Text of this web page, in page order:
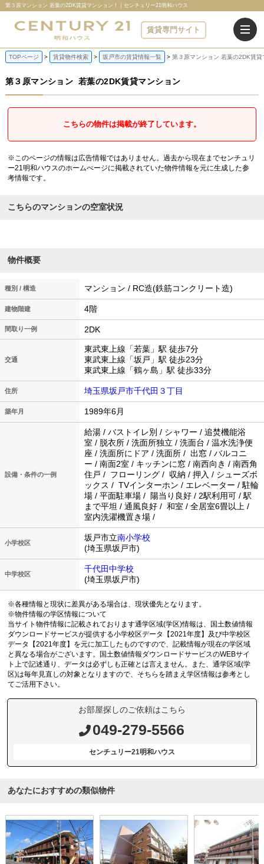
賃貸専門サイト
第３原マンション 若葉の2DK賃貸マンション！｜センチュリー21明和ハウス
TOPページ 賃貸物件検索 坂戸市の賃貸情報一覧 第３原マンション 若葉の2DK賃貸
第３原マンション 若葉の2DK賃貸マンション
こちらの物件は掲載が終了しています。
※このページの情報は広告情報ではありません。過去から現在までセンチュリ
ー21明和ハウスのホームぺージに掲載されていた物件情報を元に生成した参
考情報です。
こちらのマンションの空室状況
物件概要
種別 / 構造 マンション / RC造(鉄筋コンクリート造)
建物階建 4階
間取り一例 2DK
交通
東武東上線「若葉」駅 徒歩7分
東武東上線「坂戸」駅 徒歩23分
東武東上線「鶴ヶ島」駅 徒歩33分
住所 埼玉県坂戸市千代田３丁目
築年月 1989年6月
設備・条件の一例
給湯 / バストイレ別 / シャワー / 追焚機能浴
室 / 脱衣所 / 洗面所独立 / 洗面台 / 温水洗浄便
座 / 洗面所にドア / 洗面所 / 出窓 / バルコニ
ー / 南面2室 / キッチンに窓 / 南西向き / 南西角
住戸 / フローリング / 収納 / 押入 / シューズボ
ックス / TVインターホン / エレベーター / 駐輪
場 / 平面駐車場 / 陽当り良好 / 2駅利用可 / 駅
まで平坦 / 通風良好 / 和室 / 全居室6畳以上 /
室内洗濯機置き場 /
小学校区
坂戸市立南小学校
(埼玉県坂戸市)
中学校区
千代田中学校
(埼玉県坂戸市)
※各種情報と現状に差異がある場合は、現状優先となります。
※物件情報の学区情報について
当サイト物件情報に記載されております通学区域(学区)情報は、国土数値情報
ダウンロードサービスが提供する小学校区データ【2021年度】及び中学校区
データ【2021年度】を元に加工したものですので、記載情報が現在の学区域
と異なる場合がございます。国土数値情報ダウンロードサービスのWEBサイ
ト上で記述通り、データは必ずしも正確とは言えません。また、通学区域(学
区)は毎年見直しの対象となりますので、そちらを踏まえ学区情報は参考とし
てご活用下さい。
お部屋探しのご依頼はこちら
049-279-5566
センチュリー21明和ハウス
あなたにおすすめの類似物件